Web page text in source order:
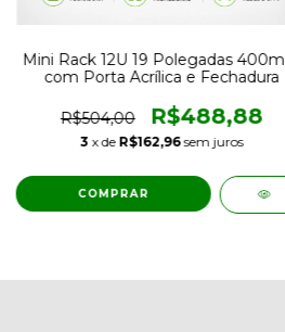
Mini Rack 12U 19 Polegadas
com Porta Acrílica e Fechadura
R$504,00 R$488,88
3 x de R$162,96 sem juros